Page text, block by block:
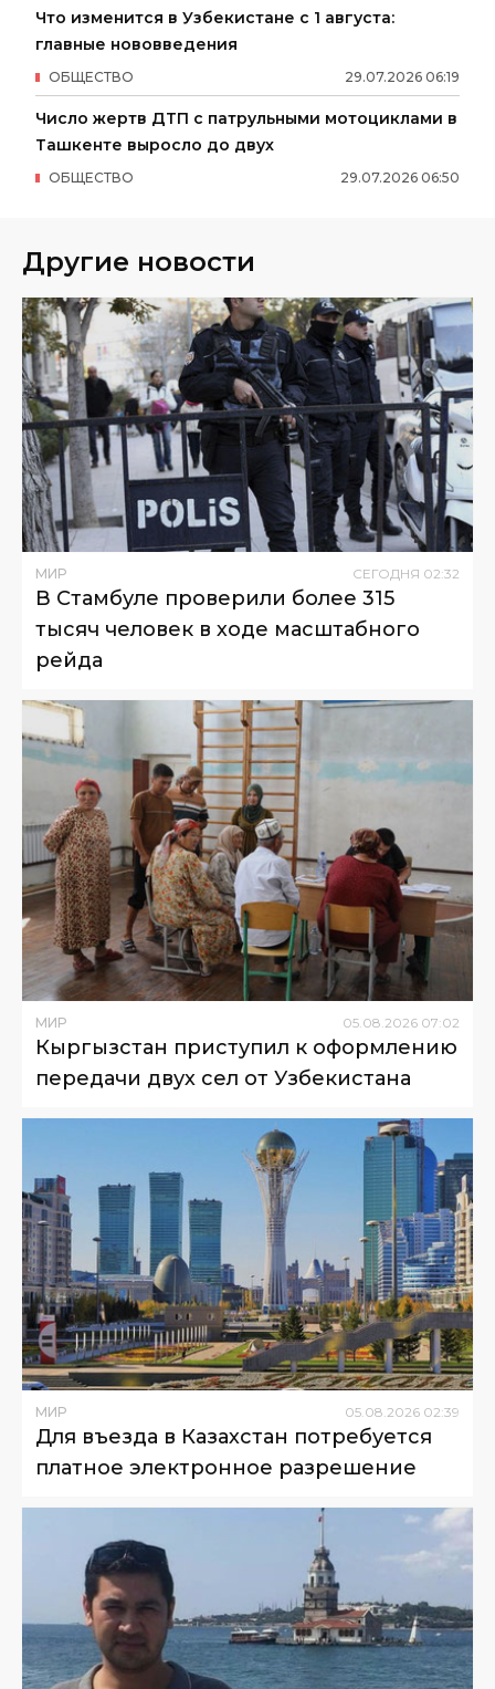
Что изменится в Узбекистане с 1 августа:
главные нововведения
29.07.2026 06:19
ОБЩЕСТВО
Число жертв ДТП с патрульными мотоциклами в
Ташкенте выросло до двух
29.07.2026 06:50
ОБЩЕСТВО
Другие новости
МИР СЕГОДНЯ 02:32
В Стамбуле проверили более 315
тысяч человек в ходе масштабного
рейда
МИР 05 08 2026 07:02
Кыргызстан приступил к оформлению
передачи двух сел от Узбекистана
МИР 05 08 2026 02:39
Для въезда в Казахстан потребуется
платное электронное разрешение